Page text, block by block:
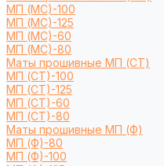
МП (МС)-100
МП (МС)-125
МП (МС)-60
МП (МС)-80
Маты прошивные МП (СТ)
МП (СТ)-100
МП (СТ)-125
МП (СТ)-60
МП (СТ)-80
Маты прошивные МП (Ф)
МП (Ф)-80
МП (Ф)-100